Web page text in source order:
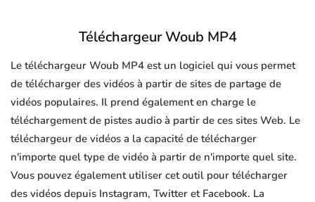
Téléchargeur Woub MP4
Le téléchargeur Woub MP4 est un logiciel qui vous permet
de télécharger des vidéos à partir de sites de partage de
vidéos populaires. Il prend également en charge le
téléchargement de pistes audio à partir de ces sites Web. Le
téléchargeur de vidéos a la capacité de télécharger
n'importe quel type de vidéo à partir de n'importe quel site.
Vous pouvez également utiliser cet outil pour télécharger
des vidéos depuis Instagram, Twitter et Facebook. La